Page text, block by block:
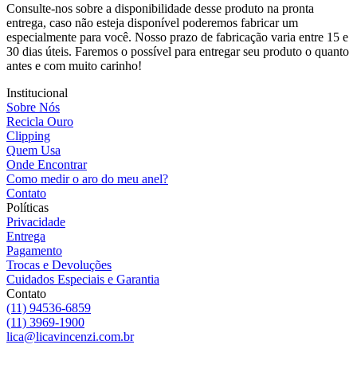
Consulte-nos sobre a disponibilidade desse produto na pronta
entrega, caso não esteja disponível poderemos fabricar um
especialmente para você. Nosso prazo de fabricação varia entre 15 e
30 dias úteis. Faremos o possível para entregar seu produto o quanto
antes e com muito carinho!
Institucional
Sobre Nós
Recicla Ouro
Clipping
Quem Usa
Onde Encontrar
Como medir o aro do meu anel?
Contato
Políticas
Privacidade
Entrega
Pagamento
Trocas e Devoluções
Cuidados Especiais e Garantia
Contato
(11) 94536-6859
(11) 3969-1900
lica@licavincenzi.com.br